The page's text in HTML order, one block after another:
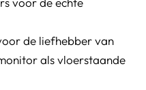
de liefhebber van
als vloerstaande